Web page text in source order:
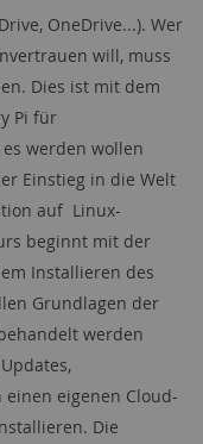
OneDrive...). Wer
will, muss
Dies ist mit dem
Pi für
werden wollen
Einstieg in die Welt
auf Linux-
beginnt mit der
Installieren des
Grundlagen der
werden
eigenen Cloud-
Die